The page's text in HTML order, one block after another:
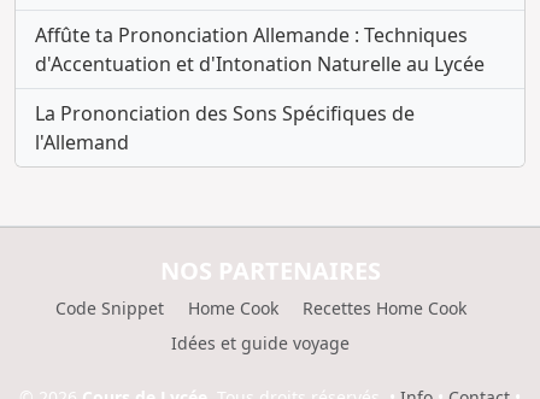
Affûte ta Prononciation Allemande : Techniques
d'Accentuation et d'Intonation Naturelle au Lycée
La Prononciation des Sons Spécifiques de
l'Allemand
NOS PARTENAIRES
Code Snippet Home Cook
Recettes Home Cook
Idées et guide voyage